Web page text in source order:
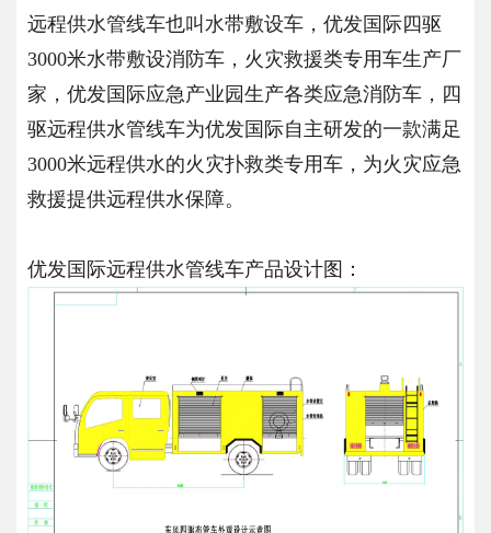
远程供水管线车也叫水带敷设车，优发国际四驱
3000米水带敷设消防车，火灾救援类专用车生产厂
家，优发国际应急产业园生产各类应急消防车，四
驱远程供水管线车为优发国际自主研发的一款满足
3000米远程供水的火灾扑救类专用车，为火灾应急
救援提供远程供水保障。
优发国际远程供水管线车产品设计图：